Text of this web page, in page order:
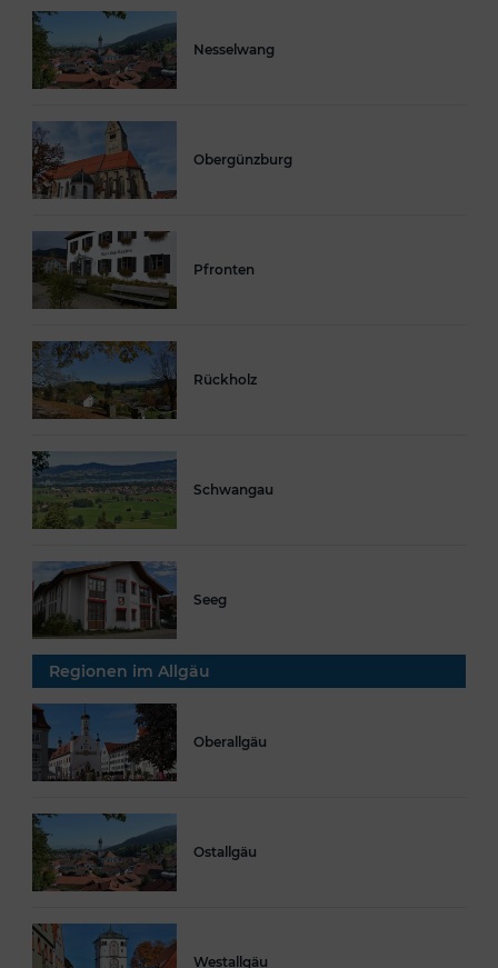
Nesselwang
Obergünzburg
Pfronten
Rückholz
Schwangau
Seeg
Regionen im Allgäu
Oberallgäu
Ostallgäu
Westallgäu